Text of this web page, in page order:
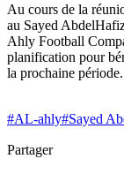
Au cours de la
au Sayed
Ahly Football
planification pour
la prochaine période.
#AL-ahly#Sayed
Partager